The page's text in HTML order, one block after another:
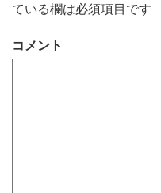
ている欄は必須項目です
コメント